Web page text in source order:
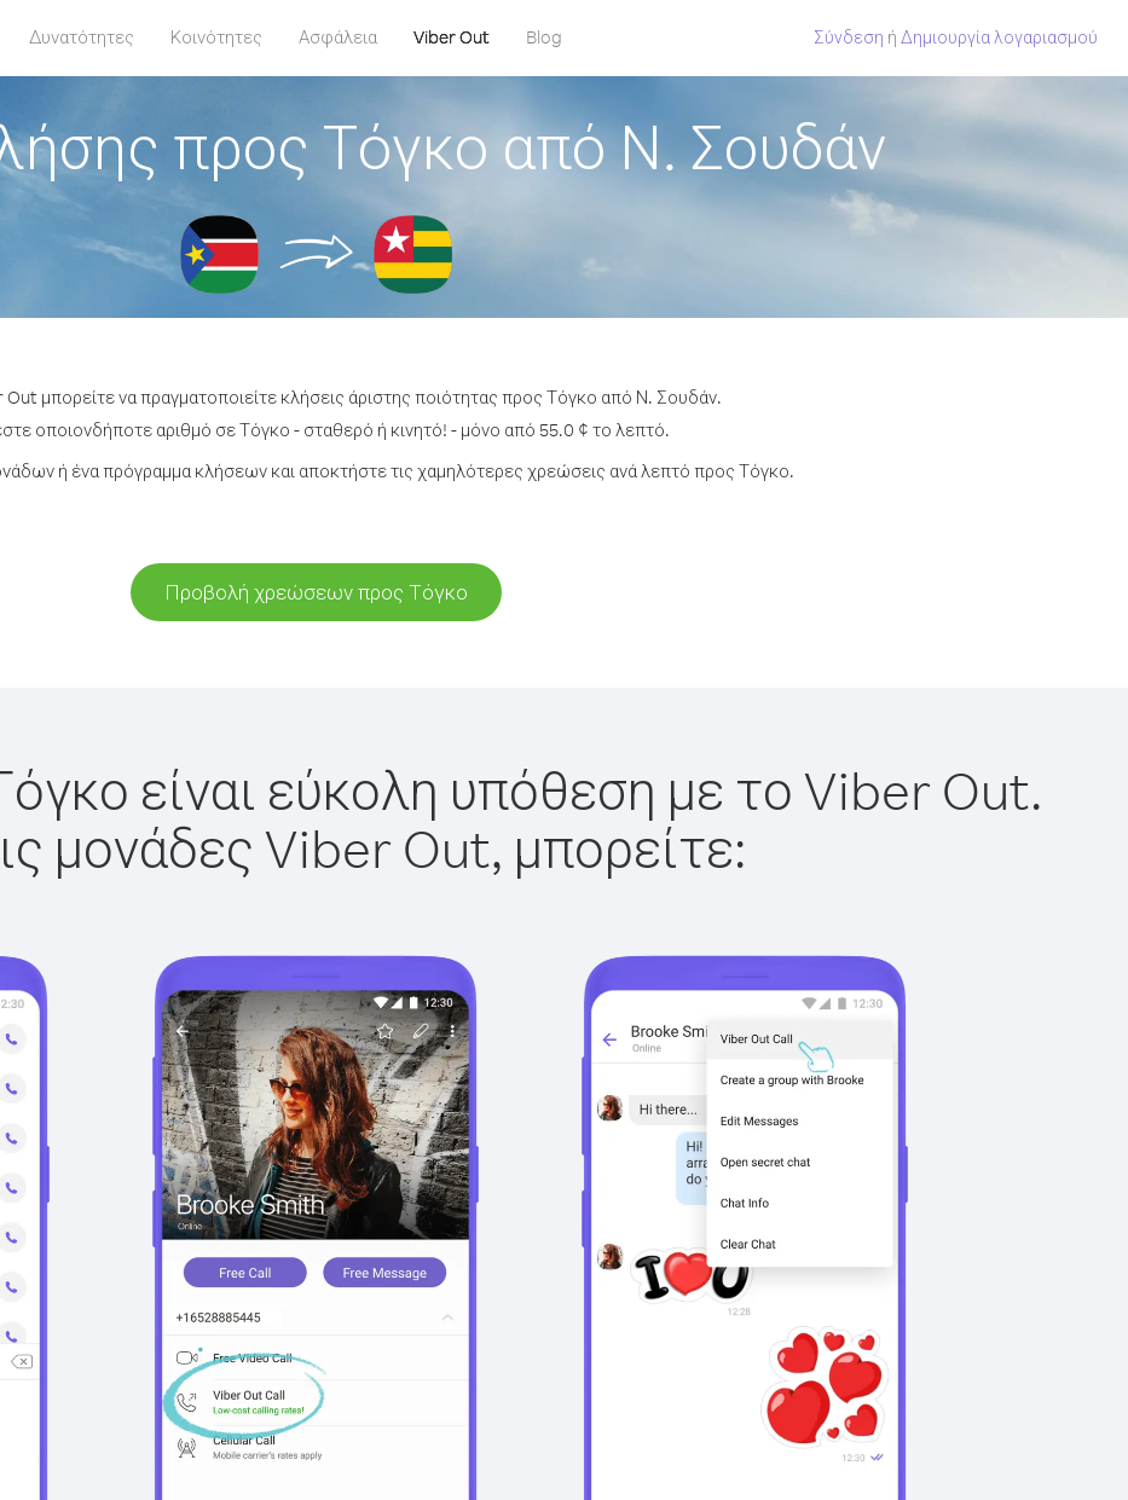
Δυνατότητες Κοινότητες Ασφάλεια Viber Out Blog Σύνδεση ή Δημιουργία λογαριασμού
προς Τόγκο από Ν. Σουδάν
μπορείτε να πραγματοποιείτε κλήσεις άριστης ποιότητας προς Τόγκο από Ν. Σουδάν.
οποιονδήποτε αριθμό σε Τόγκο - σταθερό ή κινητό! - μόνο από 55.0 ¢ το λεπτό.
ή ένα πρόγραμμα κλήσεων και αποκτήστε τις χαμηλότερες χρεώσεις ανά λεπτό προς Τόγκο.
Προβολή χρεώσεων προς Τόγκο
είναι εύκολη υπόθεση με το Viber Out.
μονάδες Viber Out, μπορείτε: